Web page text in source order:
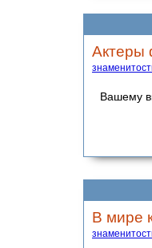
Актеры
Вашему
В мире